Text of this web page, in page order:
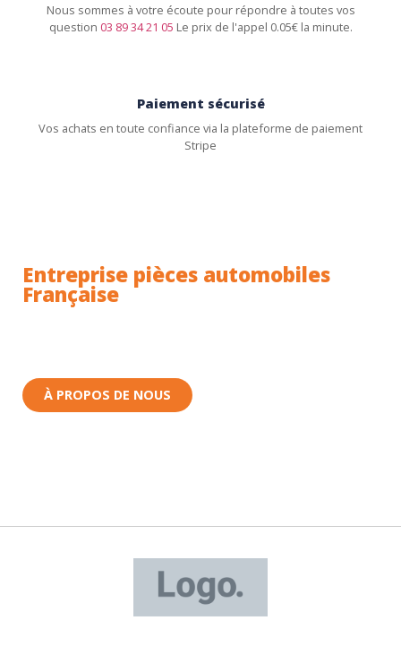
Nous sommes à votre écoute pour répondre à toutes vos
question 03 89 34 21 05 Le prix de l'appel 0.05€ la minute.
Paiement sécurisé
Vos achats en toute confiance via la plateforme de paiement
Stripe
Entreprise pièces automobiles
Française
À PROPOS DE NOUS